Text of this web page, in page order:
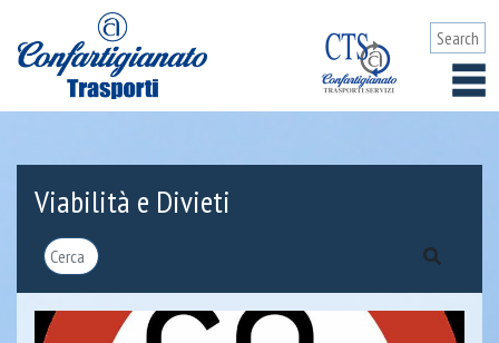
Viabilità e Divieti